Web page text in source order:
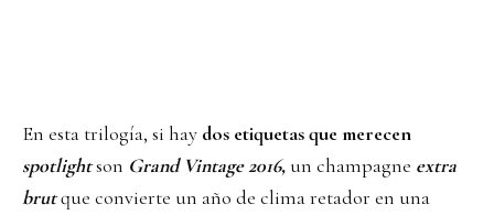
En esta trilogía, si hay dos etiquetas que merecen
spotlightson Grand Vintage 2016, un champagne extra
brutque convierte un año de clima retador en una